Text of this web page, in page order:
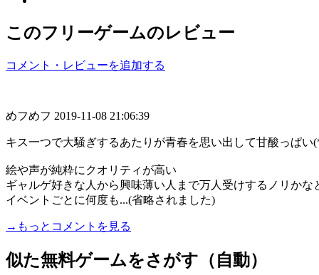
このフリーゲームのレビュー
コメント・レビューを追加する
めフめフ 2019-11-08 21:06:39
キス一つで大騒ぎするあたりが青春を思い出して甘酸っぱい
絵や声が純粋にクオリティが高い
ギャルゲ好きな人から興味薄い人まで万人受けするノリかな
イベントごとに何度も...(省略されました)
→もっとコメントを見る
似た無料ゲームをさがす（自動）